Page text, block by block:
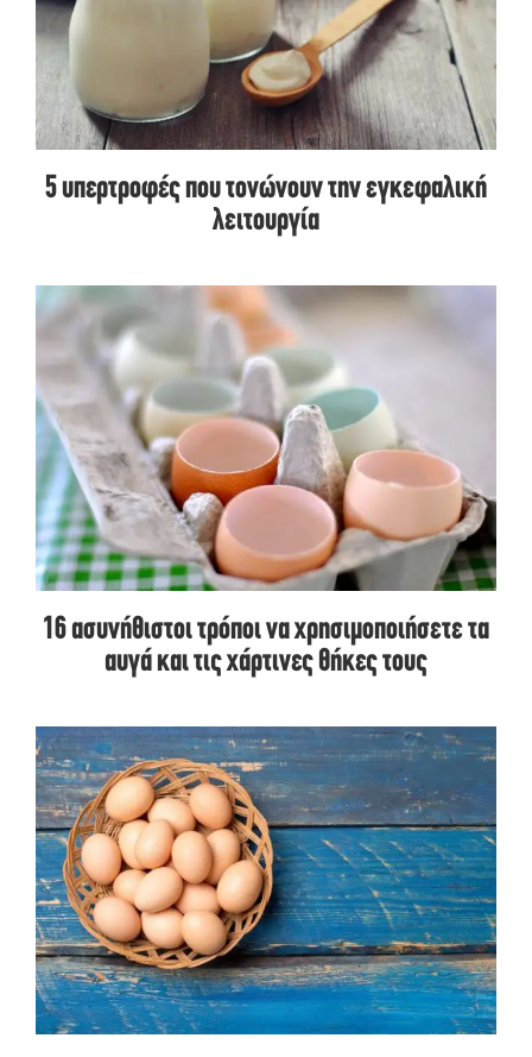
5 υπερτροφές που τονώνουν την εγκεφαλική
λειτουργία
16 ασυνήθιστοι τρόποι να χρησιμοποιήσετε τα
αυγά και τις χάρτινες θήκες τους